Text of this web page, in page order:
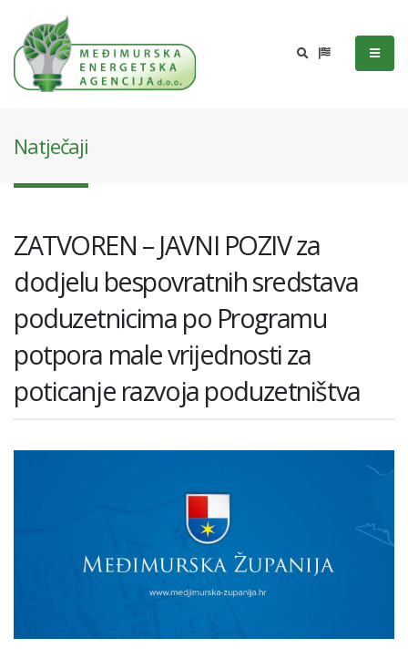
Natječaji
ZATVOREN – JAVNI POZIV za
dodjelu bespovratnih sredstava
poduzetnicima po Programu
potpora male vrijednosti za
poticanje razvoja poduzetništva